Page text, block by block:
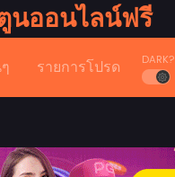
นออนไลน์ฟรี
รายการโปรด DARK?